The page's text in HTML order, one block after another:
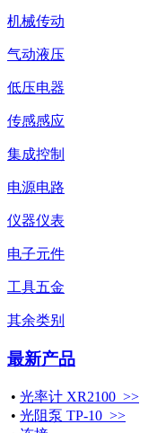
机械传动
气动液压
低压电器
传感感应
集成控制
电源电路
仪器仪表
电子元件
工具五金
其余类别
最新产品
• 光率计 XR2100 >>
• 光阻泵 TP-10 >>